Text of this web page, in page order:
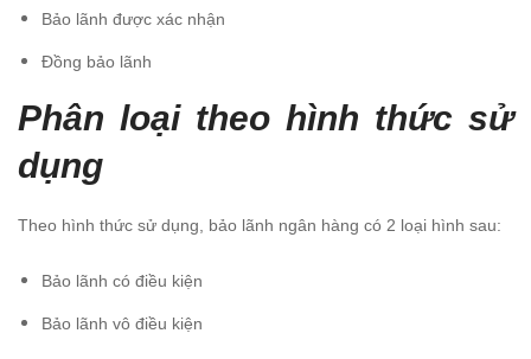
Bảo lãnh được xác nhận
Đồng bảo lãnh
Phân loại theo hình thức sử
dụng
Theo hình thức sử dụng, bảo lãnh ngân hàng có 2 loại hình sau:
Bảo lãnh có điều kiện
Bảo lãnh vô điều kiện